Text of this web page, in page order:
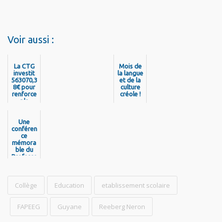
Voir aussi :
La CTG
investit
563070,3
8€ pour
renforce
r la
Guyanais
!
Mois de
la langue
et de la
culture
créole !
Une
conféren
ce
mémora
ble du
Professe
Jabini à
la MCMG
pour
raviver
mémoire
du
Collège Education etablissement scolaire
FAPEEG Guyane Reeberg Neron